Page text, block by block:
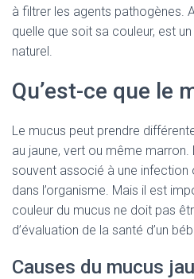
à filtrer les agents pathogènes.
quelle que soit sa couleur, est
naturel.
Qu’est-ce que le
Le mucus peut prendre
au jaune, vert ou même marron.
souvent associé à une infection
dans l’organisme. Mais il est
couleur du mucus ne doit pas
d’évaluation de la santé d’un
Causes du mucus